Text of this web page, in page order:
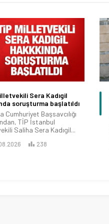
500 binden fazla
ulaşan dev yaz
İstanbul’da yaz boyunca
eş zamanlı yürüttüğü